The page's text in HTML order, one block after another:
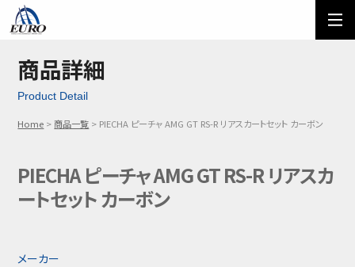
ご利用方法
メール問い合わせ
商品詳細
Product Detail
Home 商品一覧 PIECHA ピーチャ AMG GT RS-R リアスカートセット カーボン
PIECHA ピーチャ AMG GT RS-R リアスカ
ートセット カーボン
メーカー